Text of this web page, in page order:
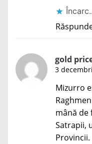
gold
3
Mizurro
mână de
Satrapii,